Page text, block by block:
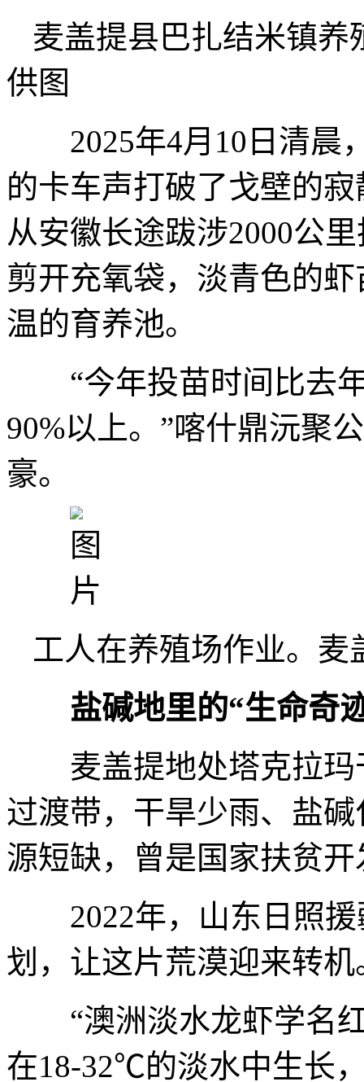
麦盖提县巴扎结米镇
供图
2025年4月10日清晨
的卡车声打破了戈壁的
从安徽长途跋涉2000公
剪开充氧袋，淡青色的
温的育养池。
“今年投苗时间比去年
90%以上。”喀什鼎沅聚
豪。
工人在养殖场作业。
盐碱地里的“生命奇
麦盖提地处塔克拉玛
过渡带，干旱少雨、盐
源短缺，曾是国家扶贫
2022年，山东日照援
划，让这片荒漠迎来转机
“澳洲淡水龙虾学名红
在18-32℃的淡水中生长